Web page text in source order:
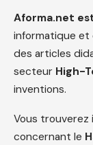
Aforma.net
informatique et
des articles
secteur High-
inventions.
Vous trouverez
concernant le